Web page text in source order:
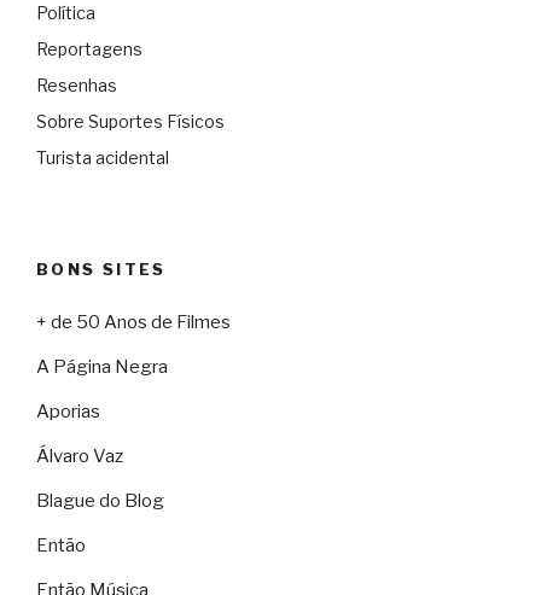
Política
Reportagens
Resenhas
Sobre Suportes Físicos
Turista acidental
BONS SITES
+ de 50 Anos de Filmes
A Página Negra
Aporias
Álvaro Vaz
Blague do Blog
Então
Então Música